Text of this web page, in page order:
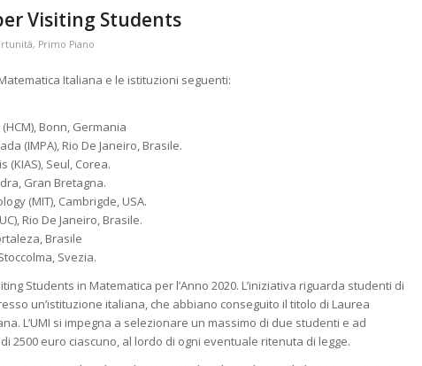
Visiting Students
, Primo Piano
Italiana e le istituzioni seguenti:
Bonn, Germania
(IMPA), Rio De Janeiro, Brasile.
Seul, Corea.
Gran Bretagna.
(MIT), Cambrigde, USA.
Rio De Janeiro, Brasile.
Brasile
Svezia.
Students in Matematica per l’Anno 2020. L’iniziativa riguarda studenti di
un’istituzione italiana, che abbiano conseguito il titolo di Laurea
L’UMI si impegna a selezionare un massimo di due studenti e ad
2500 euro ciascuno, al lordo di ogni eventuale ritenuta di legge.